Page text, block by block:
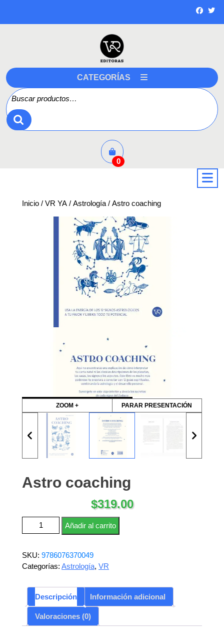
contenido
CATEGORÍAS
Buscar por:
0
Inicio / VR YA / Astrología / Astro coaching
ZOOM + PARAR PRESENTACIÓN
Astro coaching
$319.00
Astro coaching cantidad
Añadir al carrito
SKU: 9786076370049
Categorías: Astrología, VR
Descripción Información adicional
Valoraciones (0)